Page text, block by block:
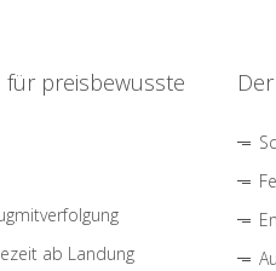
für preisbewusste
ab Landung